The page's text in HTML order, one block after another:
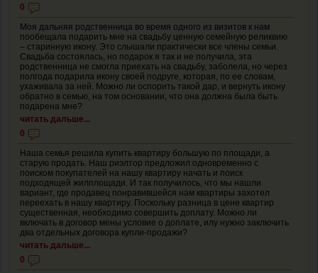
0
Моя дальняя родственница во время одного из визитов к нам
пообещала подарить мне на свадьбу ценную семейную реликвию
– старинную икону. Это слышали практически все члены семьи.
Свадьба состоялась, но подарок я так и не получила, эта
родственница не смогла приехать на свадьбу, заболела, но через
полгода подарила икону своей подруге, которая, по ее словам,
ухаживала за ней. Можно ли оспорить такой дар, и вернуть икону
обратно в семью, на том основании, что она должна была быть
подарена мне?
читать дальше...
0
Наша семья решила купить квартиру большую по площади, а
старую продать. Наш риэлтор предложил одновременно с
поиском покупателей на нашу квартиру начать и поиск
подходящей жилплощади. И так получилось, что мы нашли
вариант, где продавец понравившейся нам квартиры захотел
переехать в нашу квартиру. Поскольку разница в цене квартир
существенная, необходимо совершить доплату. Можно ли
включать в договор мены условие о доплате, илу нужно заключить
два отдельных договора купли-продажи?
читать дальше...
0